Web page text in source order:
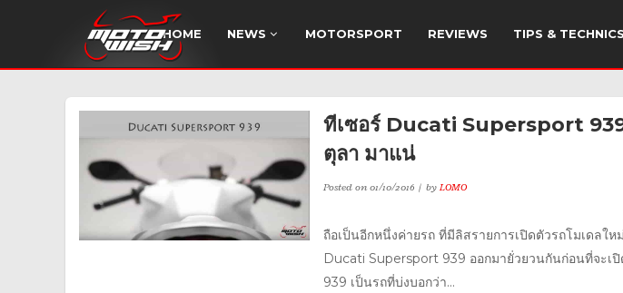
HOME NEWS MOTORSPORT REVIEWS TIPS & TECHNICS
ทีเซอร์ Ducati Supersport
ตุลา มาแน่
Posted on01/10/2016 byLOMO
ถือเป็นอีกหนึ่งค่ายรถ ที่มีลิสรายการเปิดตัวรถโมเดล
Ducati Supersport 939 ออกมายั่วยวนกันก่อนที่จะเ
939 เป็นรถที่บ่งบอกว่า...